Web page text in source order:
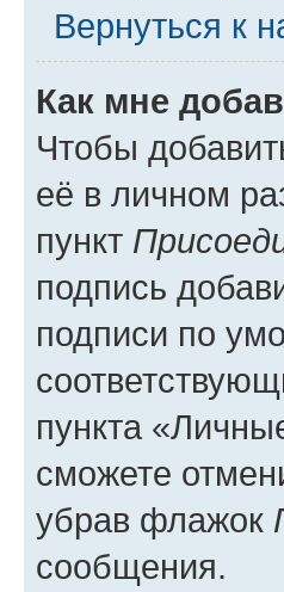
Вернуться к
Как мне
Чтобы
её в личном
пункт
подпись
подписи по
пункта
сможете
убрав флажок
сообщения.